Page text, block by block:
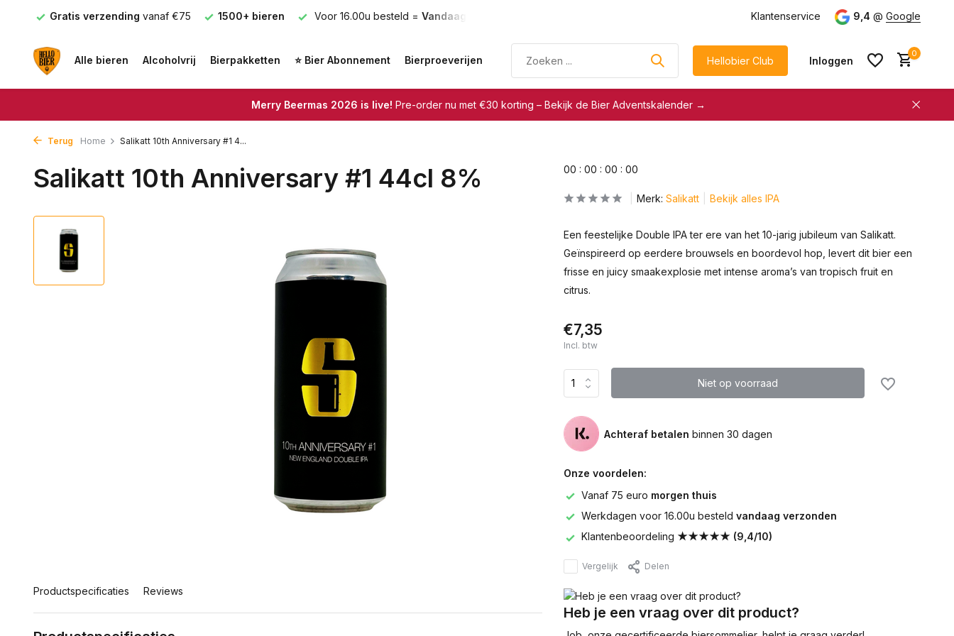
Gratis verzending vanaf €75 1500+ bieren Voor 16.00u besteld = Vandaag verzonden Klantenservice 9,4 @ Google
Alle bieren Alcoholvrij Bierpakketten ⭐ Bier Abonnement Bierproeverijen Hellobier Club Inloggen
spaar automatisch voor
spaar automatisch voor
0
Merry Beermas 2026 is live! Pre-order nu met €30 korting – Bekijk de Bier Adventskalender →
Terug Home Salikatt 10th Anniversary #1 4...
Salikatt 10th Anniversary #1 44cl 8%
Productspecificaties Reviews
00 : 00 : 00 : 00
Merk: Salikatt Bekijk alles IPA
Een feestelijke Double IPA ter ere van het 10-jarig jubileum van Salikatt.
Geïnspireerd op eerdere brouwsels en boordevol hop, levert dit bier een
frisse en juicy smaakexplosie met intense aroma’s van tropisch fruit en
citrus.
€7,35
Incl. btw
Niet op voorraad
Achteraf betalen binnen 30 dagen
Onze voordelen:
Vanaf 75 euro morgen thuis
Werkdagen voor 16.00u besteld vandaag verzonden
Klantenbeoordeling ★★★★★ (9,4/10)
Vergelijk Delen
Heb je een vraag over dit product?